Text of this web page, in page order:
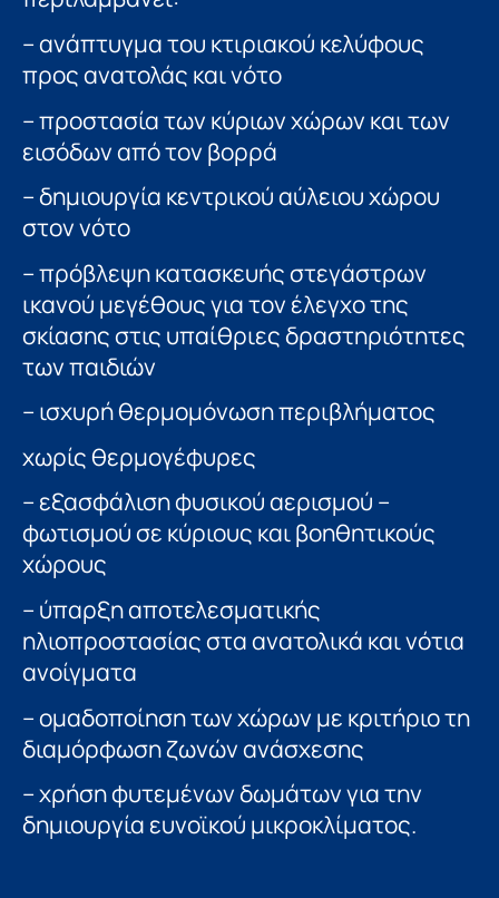
– ανάπτυγμα του κτιριακού κελύφους
προς ανατολάς και νότο
– προστασία των κύριων χώρων και των
εισόδων από τον βορρά
– δημιουργία κεντρικού αύλειου χώρου
στον νότο
– πρόβλεψη κατασκευής στεγάστρων
ικανού μεγέθους για τον έλεγχο της
σκίασης στις υπαίθριες δραστηριότητες
των παιδιών
– ισχυρή θερμομόνωση περιβλήματος
χωρίς θερμογέφυρες
– εξασφάλιση φυσικού αερισμού –
φωτισμού σε κύριους και βοηθητικούς
χώρους
– ύπαρξη αποτελεσματικής
ηλιοπροστασίας στα ανατολικά και νότια
ανοίγματα
– ομαδοποίηση των χώρων με κριτήριο τη
διαμόρφωση ζωνών ανάσχεσης
– χρήση φυτεμένων δωμάτων για την
δημιουργία ευνοϊκού μικροκλίματος.